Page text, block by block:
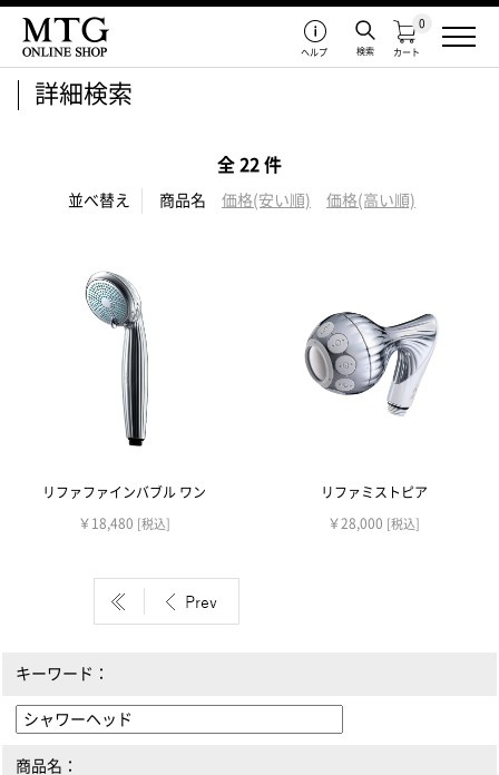
カート
0
検索
ヘルプ
詳細検索
全 22 件
並べ替え 商品名 価格(安い順) 価格(高い順)
リファファインバブル ワン
￥18,480 [税込]
リファミストピア
￥28,000 [税込]
キーワード：
商品名：